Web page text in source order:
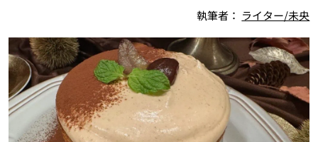
執筆者： ライター/未央